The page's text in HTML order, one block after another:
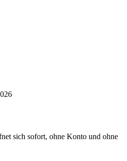
sich sofort, ohne Konto und ohne